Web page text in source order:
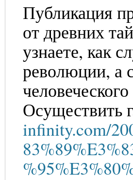
Публикация
от древних
узнаете, как
революции, а
Осуществить
infinity.com/